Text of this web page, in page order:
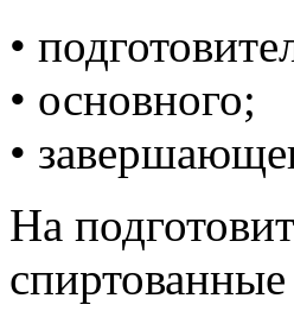
•
• основного;
•
На